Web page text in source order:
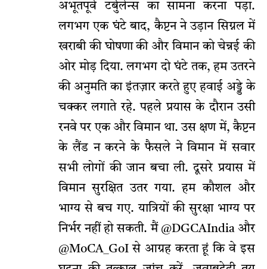
अभूतपूर्व टर्बुलेन्स का सामना करना पड़ा.
लगभग एक घंटे बाद, कैप्टन ने उड़ान सिग्नल में
खराबी की घोषणा की और विमान को चेन्नई की
ओर मोड़ दिया. लगभग दो घंटे तक, हम उतरने
की अनुमति का इंतज़ार करते हुए हवाई अड्डे के
चक्कर लगाते रहे. पहले प्रयास के दौरान उसी
रनवे पर एक और विमान था. उस क्षण में, कैप्टन
के लैंड न करने के फैसले ने विमान में सवार
सभी लोगों की जान बचा ली. दूसरे प्रयास में
विमान सुरक्षित उतर गया. हम कौशल और
भाग्य से बच गए. यात्रियों की सुरक्षा भाग्य पर
निर्भर नहीं हो सकती. मैं @DGCAIndia और
@MoCA_GoI से आग्रह करता हूं कि वे इस